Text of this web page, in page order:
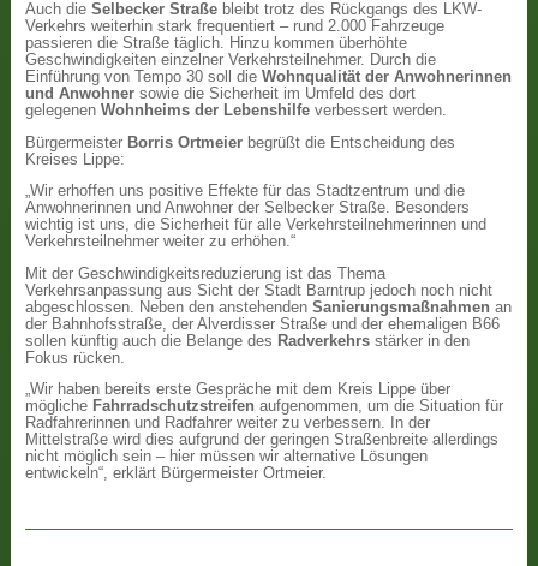
Auch dieSelbecker Straße bleibt trotz des Rückgangs des LKW-
Verkehrs weiterhin stark frequentiert – rund 2.000 Fahrzeuge
passieren die Straße täglich. Hinzu kommen überhöhte
Geschwindigkeiten einzelner Verkehrsteilnehmer. Durch die
Einführung von Tempo 30 soll dieWohnqualität der Anwohnerinnen
und Anwohner sowie die Sicherheit im Umfeld des dort
gelegenenWohnheims der Lebenshilfe verbessert werden.
Bürgermeister Borris Ortmeier begrüßt die Entscheidung des
Kreises Lippe:
„Wir erhoffen uns positive Effekte für das Stadtzentrum und die
Anwohnerinnen und Anwohner der Selbecker Straße. Besonders
wichtig ist uns, die Sicherheit für alle Verkehrsteilnehmerinnen und
Verkehrsteilnehmer weiter zu erhöhen.“
Mit der Geschwindigkeitsreduzierung ist das Thema
Verkehrsanpassung aus Sicht der Stadt Barntrup jedoch noch nicht
abgeschlossen. Neben den anstehendenSanierungsmaßnahmen an
der Bahnhofsstraße, der Alverdisser Straße und der ehemaligen B66
sollen künftig auch die Belange des Radverkehrs stärker in den
Fokus rücken.
„Wir haben bereits erste Gespräche mit dem Kreis Lippe über
mögliche Fahrradschutzstreifen aufgenommen, um die Situation für
Radfahrerinnen und Radfahrer weiter zu verbessern. In der
Mittelstraße wird dies aufgrund der geringen Straßenbreite allerdings
nicht möglich sein – hier müssen wir alternative Lösungen
entwickeln“, erklärt Bürgermeister Ortmeier.